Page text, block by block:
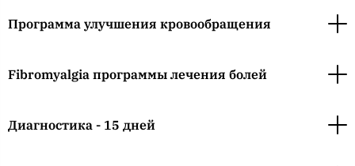
Программа улучшения кровообращения
Fibromyalgia программы лечения болей
Диагностика - 15 дней